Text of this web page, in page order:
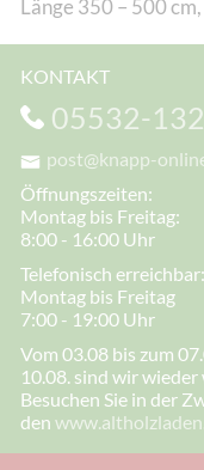
Länge 350 – 500
KONTAKT
05532-
post@knapp-
Öffnungszeiten:
Montag bis Freitag:
8:00 - 16:00 Uhr
Telefonisch erreichbar:
Montag bis Freitag
7:00 - 19:00 Uhr
Vom 03.08 bis zum
10.08. sind wir
Besuchen Sie in der
den